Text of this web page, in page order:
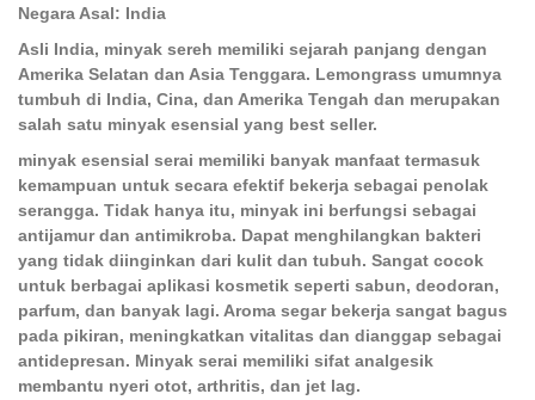
Negara Asal: India
Asli India, minyak sereh memiliki sejarah panjang dengan
Amerika Selatan dan Asia Tenggara. Lemongrass umumnya
tumbuh di India, Cina, dan Amerika Tengah dan merupakan
salah satu minyak esensial yang best seller.
minyak esensial serai memiliki banyak manfaat termasuk
kemampuan untuk secara efektif bekerja sebagai penolak
serangga. Tidak hanya itu, minyak ini berfungsi sebagai
antijamur dan antimikroba. Dapat menghilangkan bakteri
yang tidak diinginkan dari kulit dan tubuh. Sangat cocok
untuk berbagai aplikasi kosmetik seperti sabun, deodoran,
parfum, dan banyak lagi. Aroma segar bekerja sangat bagus
pada pikiran, meningkatkan vitalitas dan dianggap sebagai
antidepresan. Minyak serai memiliki sifat analgesik
membantu nyeri otot, arthritis, dan jet lag.